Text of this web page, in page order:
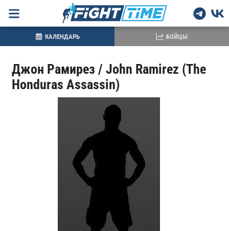
Джон Рамирез / John Ramirez (The
Honduras Assassin)
КАЛЕНДАРЬ БОЙЦЫ